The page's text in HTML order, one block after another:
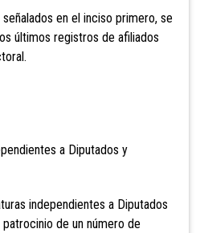
en el inciso primero, se
últimos registros de afiliados
a Diputados y
independientes a Diputados
de un número de